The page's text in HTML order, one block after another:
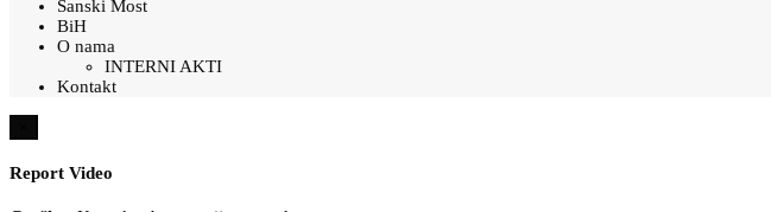
Sanski Most
BiH
O nama
INTERNI AKTI
Kontakt
Report Video